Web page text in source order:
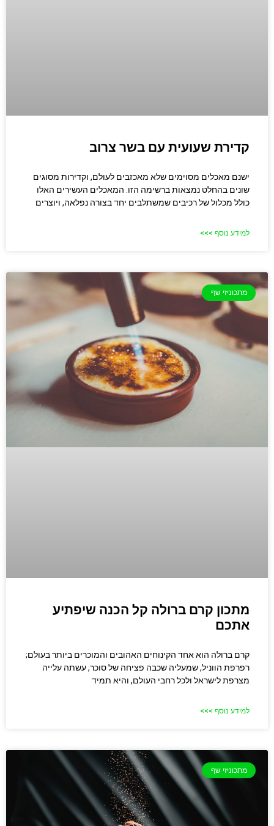
קדירת שעועית עם בשר צרוב
ישנם מאכלים מסוימים שלא מאכזבים לעולם, וקדירות מסוגים
שונים בהחלט נמצאות ברשימה הזו. המאכלים העשירים האלו
כולל מכלול של רכיבים שמשתלבים יחד בצורה נפלאה, ויוצרים
למידע נוסף >>>
מתכוניזי שף
מתכון קרם ברולה קל הכנה שיפתיע
אתכם
קרם ברולה הוא אחד הקינוחים האהובים והמוכרים ביותר בעולם;
רפרפת הווניל, שמעליה שכבה פציחה של סוכר, עשתה עלייה
מצרפת לישראל ולכל רחבי העולם, והיא תמיד
למידע נוסף >>>
מתכוניזי שף